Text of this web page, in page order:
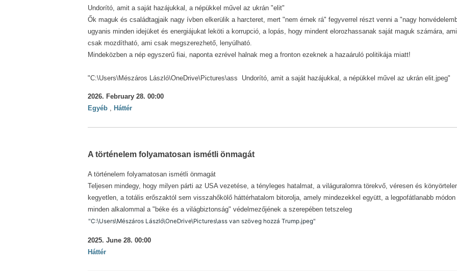
Undorító, amit a saját hazájukkal, a népükkel művel az ukrán "elit"
Ők maguk és családtagjaik nagy ívben elkerülik a harcteret, mert "nem érnek rá" fegyverrel részt venni a "nagy
ugyanis minden idejüket és energiájukat leköti a korrupció, a lopás, hogy mindent elorozhassanak saját maguk számára, ami
csak mozdítható, ami csak megszerezhető, lenyúlható.
Mindeközben a nép egyszerű fiai, naponta ezrével halnak meg a fronton ezeknek a hazaáruló politikája miatt!
"C:\Users\Mészáros László\OneDrive\Pictures\ass Undorító, amit a saját hazájukkal, a népükkel művel az ukrán elit.jpeg"
2026. February 28. 00:00
Egyéb
Háttér
A történelem folyamatosan ismétli önmagát
A történelem folyamatosan ismétli önmagát
Teljesen mindegy, hogy milyen párti az USA vezetése, a tényleges hatalmat, a világuralomra törekvő, véresen és
kegyetlen, a totális erőszaktól sem visszahőkölő háttérhatalom bitorolja, amely mindezekkel együtt, a legpofátlanabb módon
minden alkalommal a "béke és a világbiztonság" védelmezőjének a szerepében tetszeleg
"C:\Users\Mészáros László\OneDrive\Pictures\ass van szöveg hozzá Trump.jpeg"
2025. June 28. 00:00
Háttér